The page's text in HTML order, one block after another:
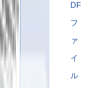
DF
フ
ァ
イ
ル